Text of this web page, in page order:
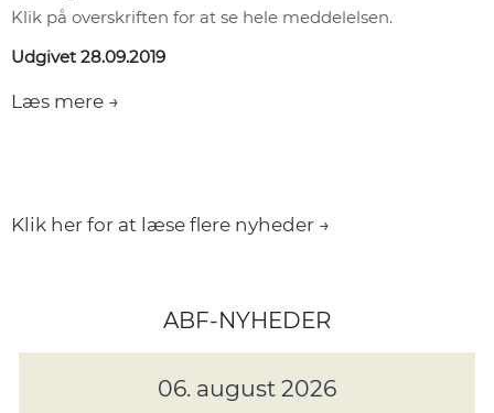
Klik på overskriften for at se hele meddelelsen.
Udgivet 28.09.2019
Læs mere →
Klik her for at læse flere nyheder →
ABF-NYHEDER
06. august 2026